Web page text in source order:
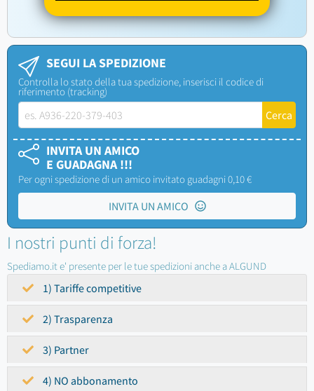
SEGUI LA SPEDIZIONE
Controlla lo stato della tua spedizione, inserisci il codice di
riferimento (tracking)
INVITA UN AMICO
E GUADAGNA !!!
Per ogni spedizione di un amico invitato guadagni 0,10 €
INVITA UN AMICO
I nostri punti di forza!
Spediamo.it e' presente per le tue spedizioni anche a ALGUND
1) Tariffe competitive
2) Trasparenza
3) Partner
4) NO abbonamento